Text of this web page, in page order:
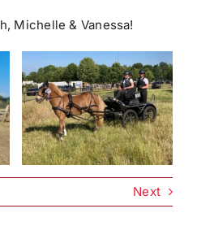
Michelle & Vanessa!
Next